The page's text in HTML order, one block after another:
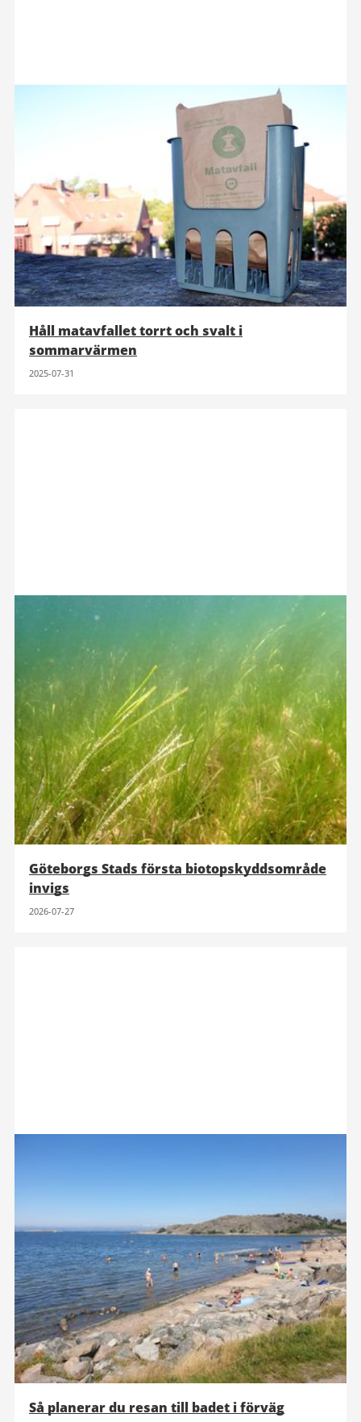
Håll matavfallet torrt och svalt i
sommarvärmen
2025-07-31
Göteborgs Stads första biotopskyddsområde
invigs
2026-07-27
Så planerar du resan till badet i förväg